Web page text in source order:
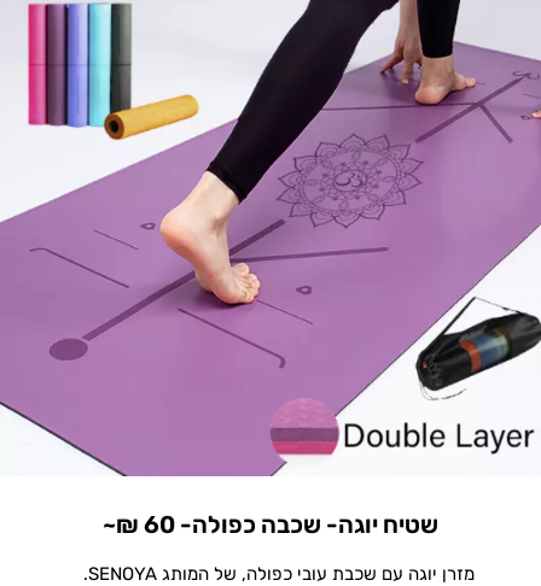
שטיח יוגה- שכבה כפולה- 60 ₪~
מזרן יוגה עם שכבת עובי כפולה, של המותג SENOYA.